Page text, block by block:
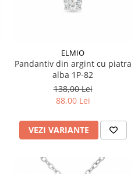
ELMIO
Pandantiv din argint cu piatra
alba 1P-82
138,00 Lei
88,00 Lei
VEZI VARIANTE